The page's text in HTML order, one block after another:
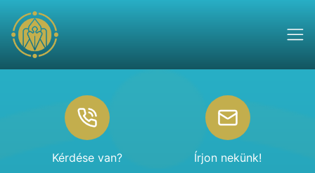
Kérdése van?
Írjon nekünk!